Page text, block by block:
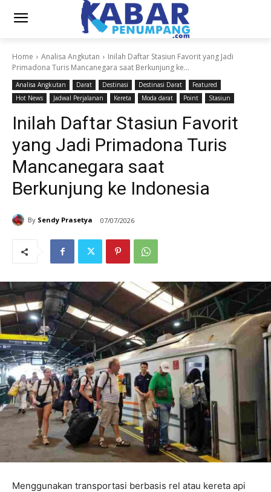
Home Analisa Angkutan
Inilah Daftar Stasiun Favorit yang Jadi
Primadona Turis Mancanegara saat Berkunjung ke...
Analisa Angkutan Darat Destinasi Destinasi Darat
Featured
Hot News
Jadwal Perjalanan Kereta Moda darat Point Stasiun
Inilah Daftar Stasiun Favorit
yang Jadi Primadona Turis
Mancanegara saat
Berkunjung ke Indonesia
By Sendy Prasetya 07/07/2026
Menggunakan transportasi berbasis rel atau kereta api